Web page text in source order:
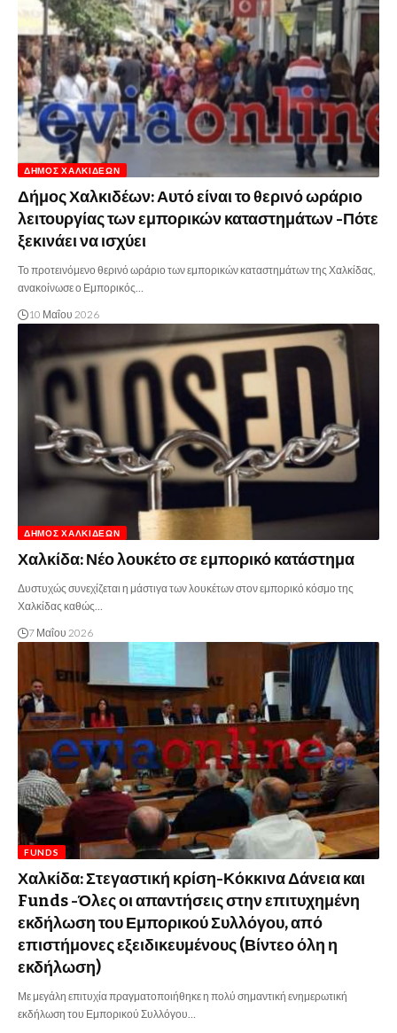
ΔΉΜΟΣ ΧΑΛΚΙΔΈΩΝ
Δήμος Χαλκιδέων: Αυτό είναι το θερινό ωράριο
λειτουργίας των εμπορικών καταστημάτων -Πότε
ξεκινάει να ισχύει
Το προτεινόμενο θερινό ωράριο των εμπορικών καταστημάτων της Χαλκίδας,
ανακοίνωσε ο Εμπορικός…
10 Μαΐου 2026
ΔΉΜΟΣ ΧΑΛΚΙΔΈΩΝ
Χαλκίδα: Νέο λουκέτο σε εμπορικό κατάστημα
Δυστυχώς συνεχίζεται η μάστιγα των λουκέτων στον εμπορικό κόσμο της
Χαλκίδας καθώς…
7 Μαΐου 2026
FUNDS
Χαλκίδα: Στεγαστική κρίση-Κόκκινα Δάνεια και
Funds -Όλες οι απαντήσεις στην επιτυχημένη
εκδήλωση του Εμπορικού Συλλόγου, από
επιστήμονες εξειδικευμένους (Βίντεο όλη η
εκδήλωση)
Με μεγάλη επιτυχία πραγματοποιήθηκε η πολύ σημαντική ενημερωτική
εκδήλωση του Εμπορικού Συλλόγου…